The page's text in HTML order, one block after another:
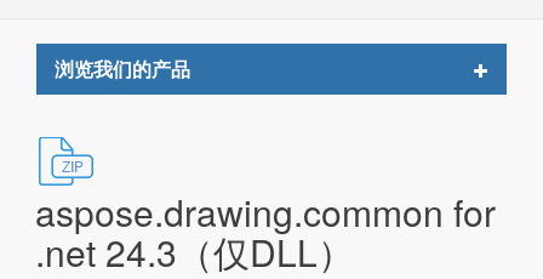
浏览我们的产品
Toggle
aspose.drawing.common for
.net 24.3（仅DLL）